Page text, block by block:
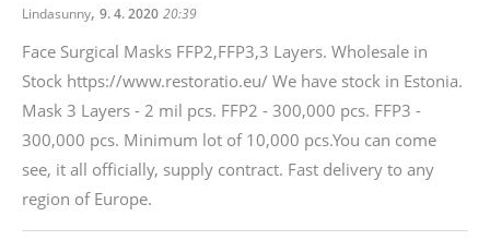
Lindasunny, 9. 4. 2020 20:39
Face Surgical Masks FFP2,FFP3,3 Layers. Wholesale in
Stock https://www.restoratio.eu/ We have stock in Estonia.
Mask 3 Layers - 2 mil pcs. FFP2 - 300,000 pcs. FFP3 -
300,000 pcs. Minimum lot of 10,000 pcs.You can come
see, it all officially, supply contract. Fast delivery to any
region of Europe.